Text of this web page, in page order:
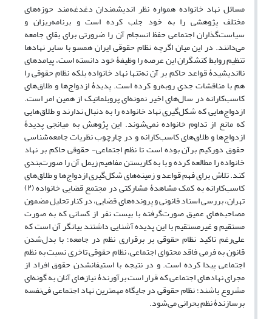
مسائل نهاد خانواده همواره نظر اندیشمندان دغدغه‌مند حوزه‌های
مختلف پژوهشی را به خود جلب کرده است و برنامه‌ریزان و
سیاست‌گذاران اجتماعی حفظ انسجام آن را ضرورتی برای بقای جامعه
می‌دانند. در این میان اگرچه نظام حقوقی ایران همسو با سایر نهاد‌ها
تنظیم روابط کنشگران این عرصه را وظیفۀ خود دانسته است، پیامد‌های
نا‌اندیشیدۀ قواعد حاکم بر آن نه‌تنها نهاد خانواده بلکه نظام حقوقی را
هم با مناقشات جدی رو‌به‌رو کرده است. پدیدۀ ازدواج‌ها و طلاق‌های
کاسب‌کارانه در سال‌های اخیر نمونه‌ای پروبلماتیک از همین امر است.
ازدواج‌هایی که شکل‌گیری نهاد خانواده را به دنبال ندارند و طلاق‌هایی
که مانع از تداوم خانواده نمی‌شوند. این پژوهش به میانجی پدیدۀ
ازدواج‌ها و طلاق‌های کاسب‌کارانه و در چارچوب نظریات جامعه‌شناسی
حقوق دورکیم برآن بوده است تا نظم اجتماعی- حقوقی حاکم بر نهاد
خانواده را مطالعه کرده و با به کار‌بستن مفاهیم زیمل آن را صور‌ت‌بندی
کند. تلاش برای فهم قواعد و زمینه‌های شکل‌گیری ازدواج‌ها و طلاق‌های
کاسب‌کارانه به کمک مشاهدۀ مشارکتی در مجتمع قضایی خانواده ‌(‌۲)
تهران، بررسی اسناد قانونی و پرونده‌های قضایی، در کنار تحلیل مضمون
مصاحبه‌‌های عمیق صورت‌گرفته با بیست نفر از کسانی که به صورت
مستقیم و غیر‌مستقیم با این پدیده آشنایی داشتند بیانگر آن است که
علی‌رغم تاکید نظام حقوقی بر برقراری نظم در جامعه؛ با بدل‌شدن
قانون به فرمی فاقد محتوای اجتماعی،‌ نظام حقوقی تاخری نسبت به نظم
اجتماعی پیدا کرده است. و در نتیجه با استیفا‌نشدن حقوق افراد از
مجرای نهاد‌های اجتماعی که قرار است برآورندۀ نیاز‌های آنان به گونه‌ای
مشروع باشند‌؛ نظام حقوقی در جایگاه مهمترین نهاد اجتماعی فی‌نفسه
برسازندۀ نظم بحرانی می‌شود.